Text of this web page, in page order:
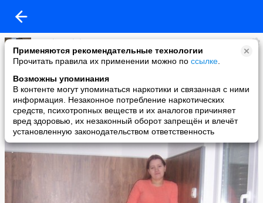
Применяются рекомендательные технологии
Прочитать правила их применении можно по ссылке
Возможны упоминания
В контенте могут упоминаться наркотики и связанная с ними
информация. Незаконное потребление наркотических
средств, психотропных веществ и их аналогов причиняет
вред здоровью, их незаконный оборот запрещён и влечёт
установленную законодательством ответственность
Natalia Golubewa
added a photo
07 Feb в 09:12